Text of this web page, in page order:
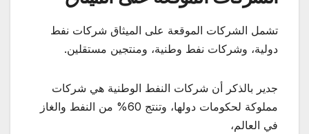
تشمل الشركات الموقعة على الميثاق شركات نفط
دولية، وشركات نفط وطنية، ومنتجين مستقلين.
جدير بالذكر أن شركات النفط الوطنية هي شركات
مملوكة لحكومات دولها، وتنتج 60% من النفط والغاز
في العالم،